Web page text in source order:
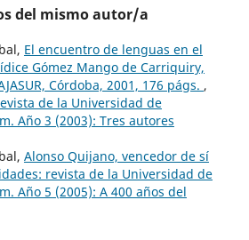
del mismo autor/a
El encuentro de lenguas en el
Gómez Mango de Carriquiry,
Córdoba, 2001, 176 págs. ,
de la Universidad de
Año 3 (2003): Tres autores
Alonso Quijano, vencedor de sí
revista de la Universidad de
Año 5 (2005): A 400 años del